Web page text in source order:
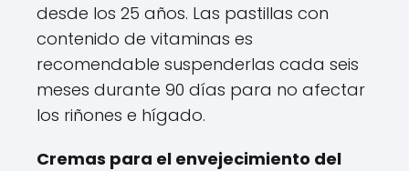
desde los 25 años. Las pastillas con
contenido de vitaminas es
recomendable suspenderlas cada seis
meses durante 90 días para no afectar
los riñones e hígado.
Cremas para el envejecimiento del